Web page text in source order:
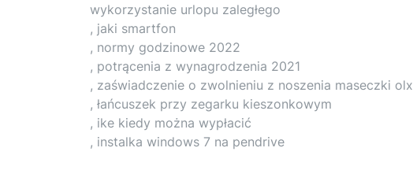
wykorzystanie urlopu zaległego
, jaki smartfon
, normy godzinowe 2022
, potrącenia z wynagrodzenia 2021
, zaświadczenie o zwolnieniu z noszenia maseczki olx
, łańcuszek przy zegarku kieszonkowym
, ike kiedy można wypłacić
, instalka windows 7 na pendrive